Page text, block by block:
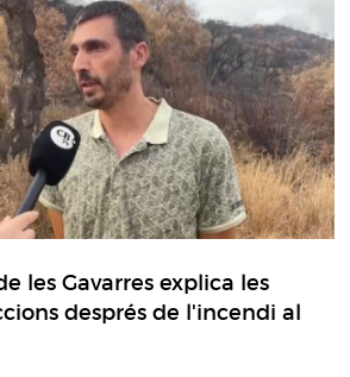
les Gavarres explica les
després de l'incendi al